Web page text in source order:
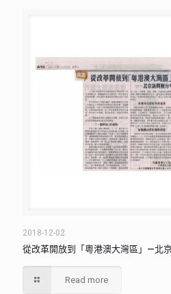
2018-12-02
從改革開放到「粵港澳大灣區」—北
Read more